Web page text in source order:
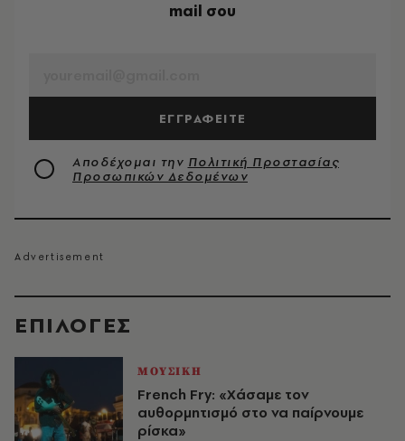
EΠΙΛΟΓΈΣ
ΜΟΥΣΙΚΗ
French Fry: «Χάσαμε τον
αυθορμητισμό στο να παίρνουμε
ρίσκα»
mail σου
ΕΓΓΡΑΦΕΙΤΕ
Αποδέχομαι την Πολιτική Προστασίας
Προσωπικών Δεδομένων